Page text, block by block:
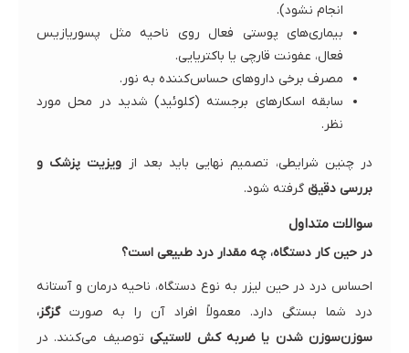
انجام نشود).
بیماری‌های پوستی فعال روی ناحیه مثل پسوریازیس
فعال، عفونت قارچی یا باکتریایی.
مصرف برخی داروهای حساس‌کننده به نور.
سابقه اسکارهای برجسته (کلوئید) شدید در محل مورد
نظر.
در چنین شرایطی، تصمیم نهایی باید بعد از ویزیت پزشک و
بررسی دقیق گرفته شود.
سوالات متداول
در حین کار دستگاه، چه مقدار درد طبیعی است؟
احساس درد در حین لیزر به نوع دستگاه، ناحیه درمان و آستانه
درد شما بستگی دارد. معمولاً افراد آن را به صورتگزگز،
سوزن‌سوزن شدن یا ضربه کش لاستیکی توصیف می‌کنند. در